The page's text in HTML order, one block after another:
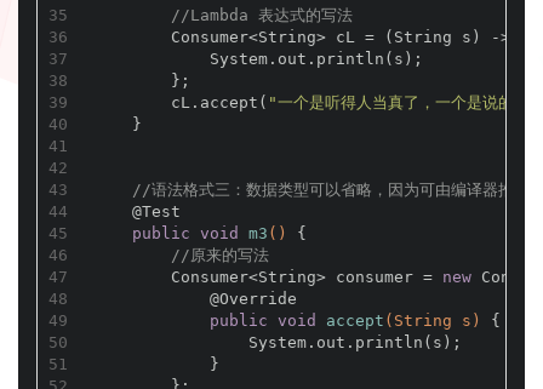
35
36
37
38
39
40
41
42
43
44
45
46
47
48
49
50
51
//Lambda 表达式的写法
        Consumer<String> cL = (String s) -> {
            System.out.println(s);
        };
        cL.accept(
"一个是听得人当真了，一个是说
    }
//语法格式三：数据类型可以省略，因为可由编译器推断
@Test
public void m3 ()
{
//原来的写法
        Consumer<String> consumer =
new
@Override
public void accept (String s)
{
                System.out.println(s);
            }